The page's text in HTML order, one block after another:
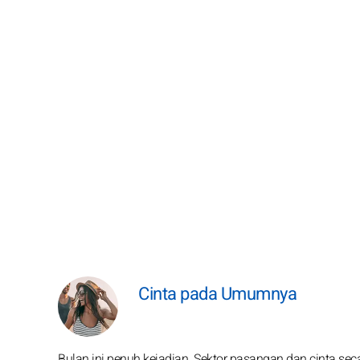
Cinta pada Umumnya